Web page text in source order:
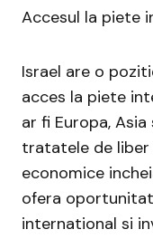
Accesul la piete
Israel are o
acces la piete
ar fi Europa,
tratatele de
economice
ofera
international si